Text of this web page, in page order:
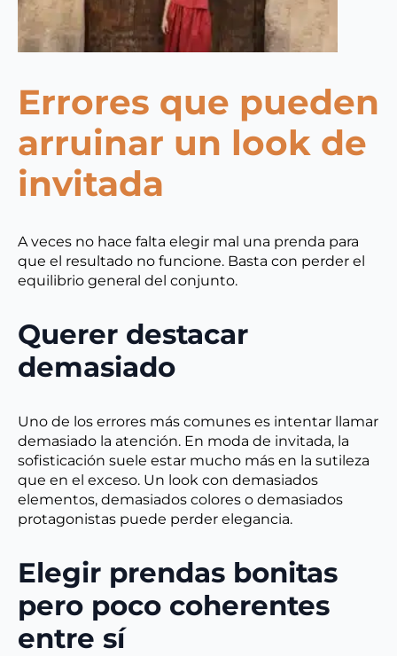
Errores que pueden
arruinar un look de
invitada
A veces no hace falta elegir mal una prenda para
que el resultado no funcione. Basta con perder el
equilibrio general del conjunto.
Querer destacar
demasiado
Uno de los errores más comunes es intentar llamar
demasiado la atención. En moda de invitada, la
sofisticación suele estar mucho más en la sutileza
que en el exceso. Un look con demasiados
elementos, demasiados colores o demasiados
protagonistas puede perder elegancia.
Elegir prendas bonitas
pero poco coherentes
entre sí